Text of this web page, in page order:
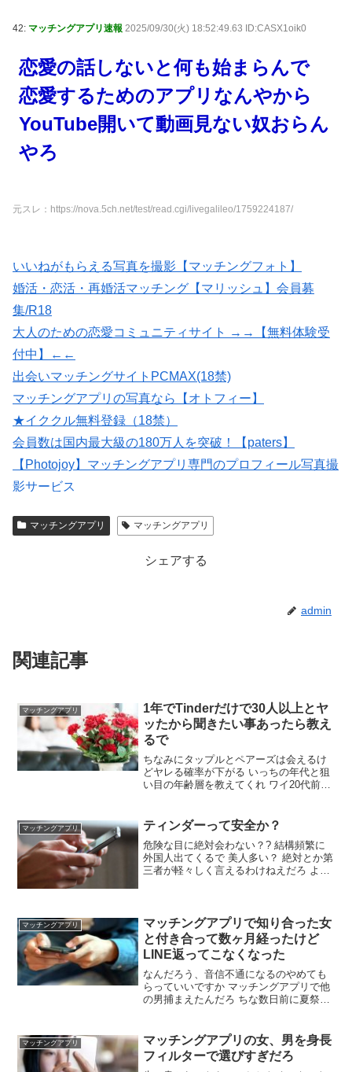
42: マッチングアプリ速報 2025/09/30(火) 18:52:49.63 ID:CASX1oik0
恋愛の話しないと何も始まらんで
恋愛するためのアプリなんやから
YouTube開いて動画見ない奴おらん
やろ
元スレ：https://nova.5ch.net/test/read.cgi/livegalileo/1759224187/
いいねがもらえる写真を撮影【マッチングフォト】
婚活・恋活・再婚活マッチング【マリッシュ】会員募
集/R18
大人のための恋愛コミュニティサイト →→【無料体験受
付中】←←
出会いマッチングサイトPCMAX(18禁)
マッチングアプリの写真なら【オトフィー】
★イククル無料登録（18禁）
会員数は国内最大級の180万人を突破！【paters】
【Photojoy】マッチングアプリ専門のプロフィール写真撮
影サービス
恋愛マッチング ワクワク
マッチングアプリ マッチングアプリ
シェアする
admin
関連記事
マッチングアプリ
1年でTinderだけで30人以上とヤ
ッたから聞きたい事あったら教え
るで
ちなみにタップルとペアーズは会えるけ
どヤレる確率が下がる いっちの年代と狙
い目の年齢層を教えてくれ ワイ20代前半
護師のヤレる率は異常 ワンナイトばっか
り？ セフレになった子いる？ 2回目やっ
た女はいるけど
マッチングアプリ ティンダーって安全か？
危険な目に絶対会わない？? 結構頻繁に
外国人出てくるで 美人多い？ 絶対とか第
三者が軽々しく言えるわけねえだろ よほ
る？
マッチングアプリ
マッチングアプリで知り合った女
と付き合って数ヶ月経ったけど
LINE返ってこなくなった
なんだろう、音信不通になるのやめても
らっていいですか マッチングアプリで他
の男捕まえたんだろ ちな数日前に夏祭り
りデートの予定やった ちな数日前に結婚
の話もした。同棲の話もしてる ちな肉体
関係は何度もある
マッチングアプリ
マッチングアプリの女、男を身長
フィルターで選びすぎだろ